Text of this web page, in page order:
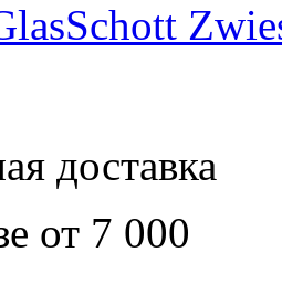
Schott
доставка
от 7 000